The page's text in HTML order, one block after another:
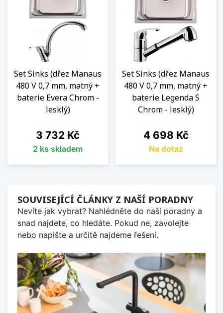
Set Sinks (dřez Manaus
480 V 0,7 mm, matný +
baterie Evera Chrom -
lesklý)
Cena
3 732 Kč
2 ks skladem
Set Sinks (dřez Manaus
480 V 0,7 mm, matný +
baterie Legenda S
Chrom - lesklý)
Cena
4 698 Kč
Na dotaz
SOUVISEJÍCÍ ČLÁNKY Z NAŠÍ PORADNY
Nevíte jak vybrat? Nahlédněte do naší poradny a
snad najdete, co hledáte. Pokud ne, zavolejte
nebo napište a určitě najdeme řešení.